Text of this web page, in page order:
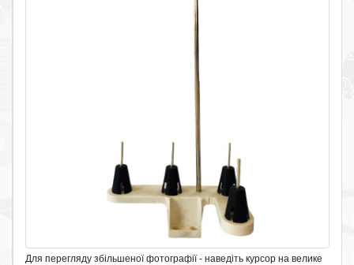
Для перегляду збільшеної фотографії - наведіть курсор на велике